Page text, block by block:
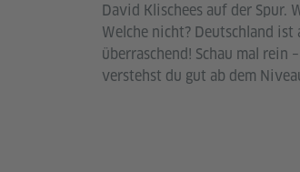
David Klischees auf der Spur.
Welche nicht? Deutschland ist
überraschend! Schau mal rein –
verstehst du gut ab dem